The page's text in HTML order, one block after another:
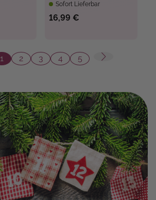
Along.
Adventskalenderbuch
Sofort Lieferbar
16,99 €
Seite
1
Seite
2
Seite
3
Seite
4
Seite
5